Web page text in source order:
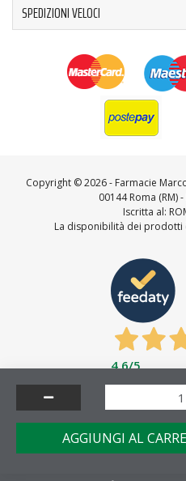
AGGIUNGI AL
SPEDIZIONI VELOCI
Copyright ©2026 - Farmacie
00144 Roma (RM)
Iscritta al:
La disponibilità dei prodotti
4,6/5
Feedaty4.7/5-
Made by